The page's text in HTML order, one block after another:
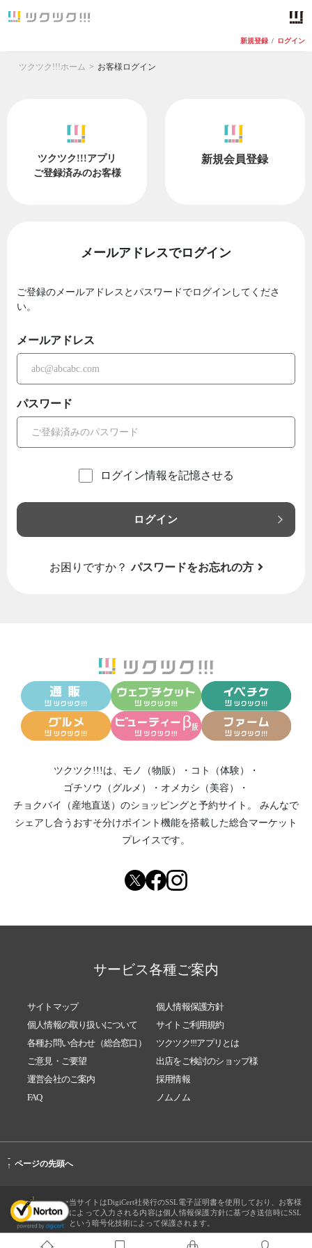
新規登録 / ログイン
ツクツク!!!ホーム お客様ログイン
ツクツク!!!アプリ
ご登録済みのお客様
新規会員登録
メールアドレスでログイン
ご登録のメールアドレスとパスワードでログインしてくださ
い。
メールアドレス
パスワード
ログイン情報を記憶させる
ログイン
お困りですか？ パスワードをお忘れの方
ツクツク!!!は、 モノ（物販） ・ コト（体験）
・
ゴチソウ（グルメ）
・ オメカシ（美容）
・
チョクバイ（産地直送） のショッピングと予約サイト。
みんなで
シェアし合う おすそ分けポイント機能を搭載した総合マーケット
プレイスです。
サービス各種ご案内
サイトマップ
個人情報保護方針
個人情報の取り扱いについて
サイトご利用規約
各種お問い合わせ（総合窓口）
ツクツク!!!アプリとは
ご意見・ご要望
出店をご検討のショップ様
運営会社のご案内
採用情報
FAQ
ノムノム
-
↑ ページの先頭へ
当サイトはDigiCert社発行のSSL電子証明書を使用しており、お客様
によって入力される内容は個人情報保護方針に基づき送信時にSSL
という暗号化技術によって保護されます。